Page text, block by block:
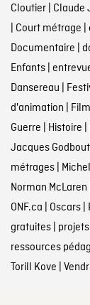
Cloutier| Claude
Court métrage
Documentaire
Enfants|
Dansereau
d'animation
Guerre Histoire
Jacques Godbout|
métrages|
Norman McLaren
ONF.ca Oscars|
gratuites|
ressources
Torill Kove